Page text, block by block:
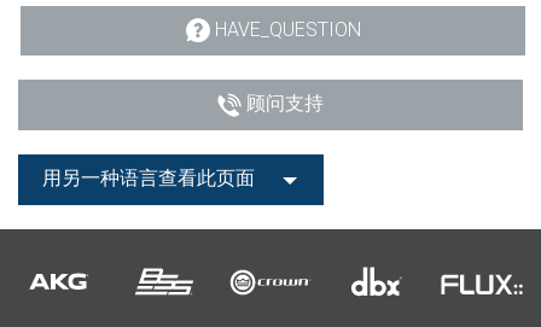
HAVE_QUESTION
顾问支持
用另一种语言查看此页面